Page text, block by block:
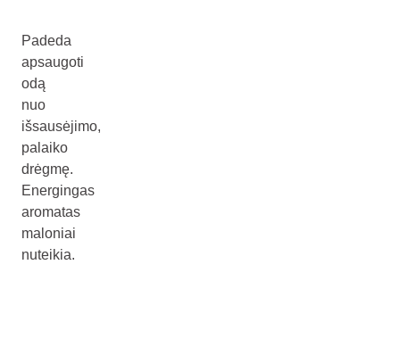
Padeda
apsaugoti
odą
nuo
išsausėjimo,
palaiko
drėgmę.
Energingas
aromatas
maloniai
nuteikia.